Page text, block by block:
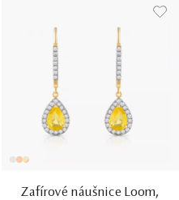
Zafírové náušnice Loom,